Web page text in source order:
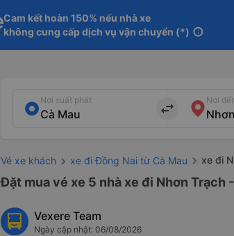
Cam kết hoàn 150% nếu nhà xe
không cung cấp dịch vụ vận chuyển (*) info
Nơi xuất phát
import_export
Nơi
Vé xe khách xe đi Đồng Nai từ Cà Mau xe đi
Đặt mua vé xe 5 nhà xe đi Nhơn
Vexere Team
Ngày cập nhật: 06/08/2026